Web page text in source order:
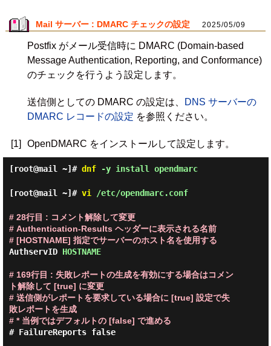
Mail サーバー : DMARC チェックの設定 2025/05/09
Postfix がメール受信時に DMARC (Domain-based
Message Authentication, Reporting, and Conformance)
のチェックを行うよう設定します。
送信側としての DMARC の設定は、
DNS サーバーの
DMARC レコードの設定 を参照ください。
[1] OpenDMARC をインストールして設定します。
[root@mail ~]# dnf-y install opendmarc
[root@mail ~]# vi /etc/opendmarc.conf
# 28行目 : コメント解除して変更
# Authentication-Results ヘッダーに表示される名前
# [HOSTNAME] 指定でサーバーのホスト名を使用する
AuthservID HOSTNAME
# 169行目 : 失敗レポートの生成を有効にする場合はコメン
ト解除して [true] に変更
# 送信側がレポートを要求している場合に [true] 設定で失
敗レポートを生成
# * 当例ではデフォルトの [false] で進める
# FailureReports false